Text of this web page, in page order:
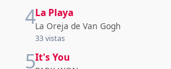
4La Playa
La Oreja de Van Gogh
33 vistas
5It's You